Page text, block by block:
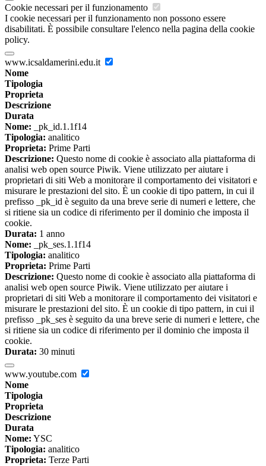
Cookie necessari per il funzionamento
I cookie necessari per il funzionamento non possono essere
disabilitati. È possibile consultare l'elenco nella pagina della cookie
policy.
www.icsaldamerini.edu.it
Nome
Tipologia
Proprieta
Descrizione
Durata
Nome: _pk_id.1.1f14
Tipologia: analitico
Proprieta: Prime Parti
Descrizione: Questo nome di cookie è associato alla piattaforma di
analisi web open source Piwik. Viene utilizzato per aiutare i
proprietari di siti Web a monitorare il comportamento dei visitatori e
misurare le prestazioni del sito. È un cookie di tipo pattern, in cui il
prefisso _pk_id è seguito da una breve serie di numeri e lettere, che
si ritiene sia un codice di riferimento per il dominio che imposta il
cookie.
Durata: 1 anno
Nome: _pk_ses.1.1f14
Tipologia: analitico
Proprieta: Prime Parti
Descrizione: Questo nome di cookie è associato alla piattaforma di
analisi web open source Piwik. Viene utilizzato per aiutare i
proprietari di siti Web a monitorare il comportamento dei visitatori e
misurare le prestazioni del sito. È un cookie di tipo pattern, in cui il
prefisso _pk_ses è seguito da una breve serie di numeri e lettere, che
si ritiene sia un codice di riferimento per il dominio che imposta il
cookie.
Durata: 30 minuti
www.youtube.com
Nome
Tipologia
Proprieta
Descrizione
Durata
Nome: YSC
Tipologia: analitico
Proprieta: Terze Parti